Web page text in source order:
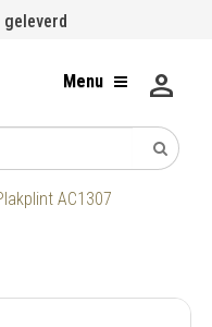
geleverd
Menu person
AC1307